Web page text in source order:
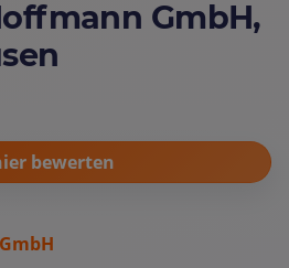
GmbH,
bewerten